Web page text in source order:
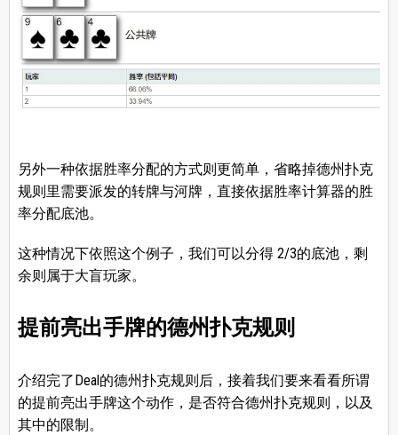
另外一种依据胜率分配的方式则更简单，省略掉德州扑克
规则里需要派发的转牌与河牌，直接依据胜率计算器的胜
率分配底池。
这种情况下依照这个例子，我们可以分得 2/3的底池，剩
余则属于大盲玩家。
提前亮出手牌的德州扑克规则
介绍完了Deal的德州扑克规则后，接着我们要来看看所谓
的提前亮出手牌这个动作，是否符合德州扑克规则，以及
其中的限制。